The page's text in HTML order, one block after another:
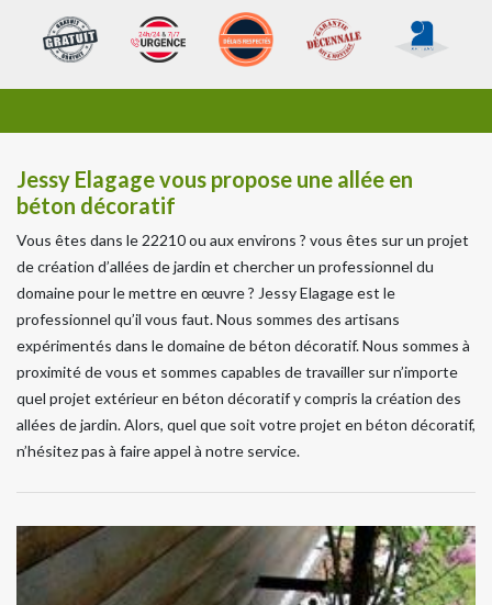
Jessy Elagage vous propose une allée en
béton décoratif
Vous êtes dans le 22210 ou aux environs ? vous êtes sur un projet
de création d’allées de jardin et chercher un professionnel du
domaine pour le mettre en œuvre ? Jessy Elagage est le
professionnel qu’il vous faut. Nous sommes des artisans
expérimentés dans le domaine de béton décoratif. Nous sommes à
proximité de vous et sommes capables de travailler sur n’importe
quel projet extérieur en béton décoratif y compris la création des
allées de jardin. Alors, quel que soit votre projet en béton décoratif,
n’hésitez pas à faire appel à notre service.